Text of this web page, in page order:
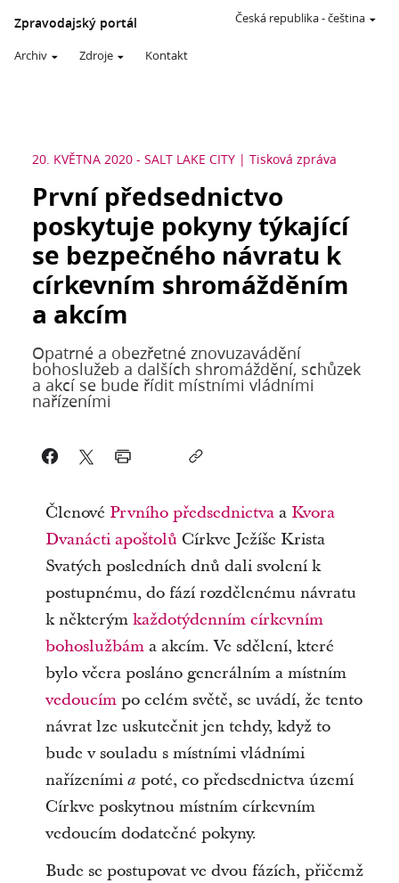
Zpravodajský portál
Archiv Zdroje Kontakt
Česká republika-čeština
20. KVĚTNA 2020 - SALT LAKE CITY Tisková zpráva
První předsednictvo
poskytuje pokyny týkající
se bezpečného návratu k
církevním shromážděním
a akcím
Opatrné a obezřetné znovuzavádění
bohoslužeb a dalších shromáždění, schůzek
a akcí se bude řídit místními vládními
nařízeními
Členové Prvního předsednictvaa Kvora
Dvanácti apoštolů Církve Ježíše Krista
Svatých posledních dnů dali svolení k
postupnému, do fází rozdělenému návratu
k některým každotýdenním církevním
bohoslužbáma akcím. Ve sdělení, které
bylo včera posláno generálním a místním
vedoucímpo celém světě, se uvádí, že tento
návrat lze uskutečnit jen tehdy, když to
bude v souladu s místními vládními
nařízeními a poté, co předsednictva území
Církve poskytnou místním církevním
vedoucím dodatečné pokyny.
Bude se postupovat ve dvou fázích, přičemž